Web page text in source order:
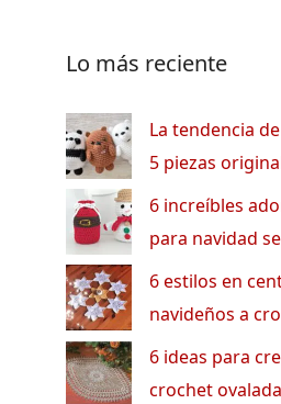
Lo más reciente
La tendencia
5 piezas
6 increíbles
para navidad
6 estilos en
navideños a
6 ideas para
crochet